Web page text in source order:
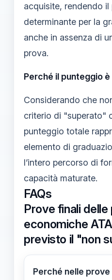
acquisite, rendendo
determinante per la
anche in assenza di
prova.
Perché il punteggio
Considerando che
criterio di "superato"
punteggio totale
elemento di
l’intero percorso di
capacità maturate.
FAQs
Prove finali delle
economiche
previsto il "non
Perché nelle